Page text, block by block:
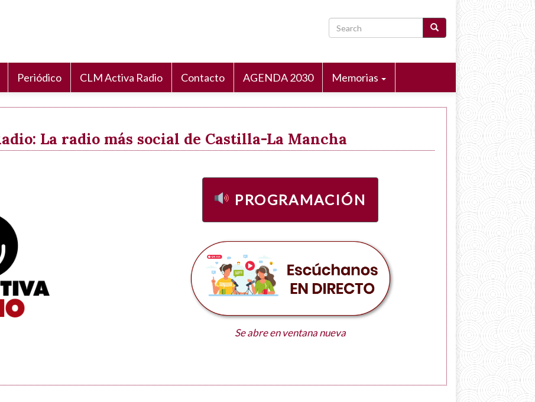
Periódico CLM Activa Radio Contacto AGENDA 2030 Memorias
Search
La radio más social de Castilla-La Mancha
PROGRAMACIÓN
Se abre en ventana nueva